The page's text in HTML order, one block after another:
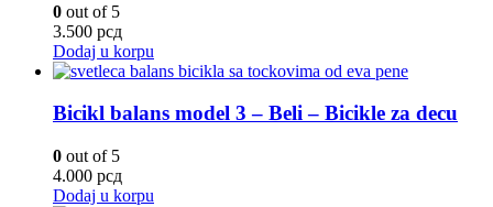
0 out of 5
3.500 рсд
Dodaj u korpu
Bicikl balans model 3 – Beli – Bicikle za decu
0 out of 5
4.000 рсд
Dodaj u korpu